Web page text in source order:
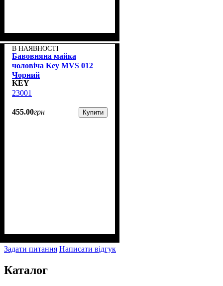
В НАЯВНОСТІ
Бавовняна майка
чоловіча Key MVS 012
Чорний
KEY
23001
455.00грн Купити
Задати питання Написати відгук
Каталог